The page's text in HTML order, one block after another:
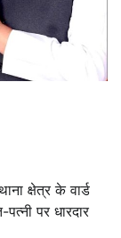
क्षेत्र के वार्ड
पर धारदार